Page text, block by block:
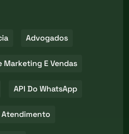
Advogados
E Vendas
API Do WhatsApp
Atendimento